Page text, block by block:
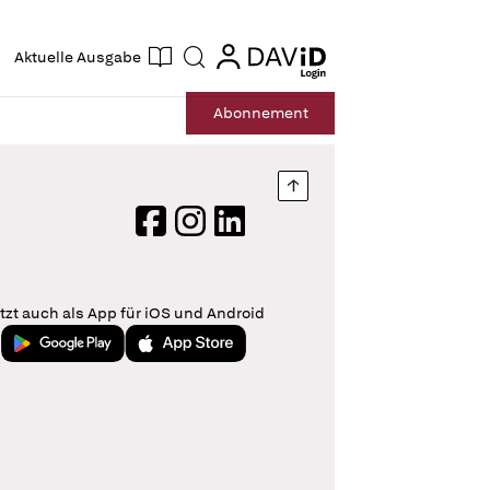
Aktuelle Ausgabe Suche login
login
Abonnement
Nach oben springen
FacebookInstagram
LinkedIn
auch als App für iOS und Android
Jetzt bei Google PlayLaden im App Store